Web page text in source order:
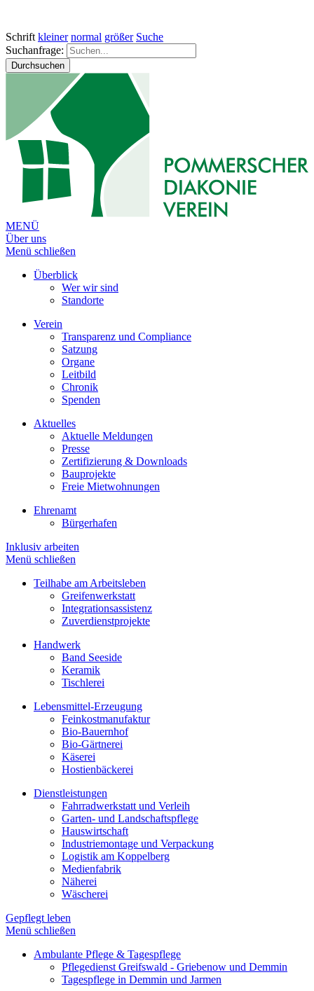
Schrift kleiner normal größer Suche
Suchanfrage:
Durchsuchen
MENÜ
Über uns
Menü schließen
Überblick
Wer wir sind
Standorte
Verein
Transparenz und Compliance
Satzung
Organe
Leitbild
Chronik
Spenden
Aktuelles
Aktuelle Meldungen
Presse
Zertifizierung & Downloads
Bauprojekte
Freie Mietwohnungen
Ehrenamt
Bürgerhafen
Inklusiv arbeiten
Menü schließen
Teilhabe am Arbeitsleben
Greifenwerkstatt
Integrationsassistenz
Zuverdienstprojekte
Handwerk
Band Seeside
Keramik
Tischlerei
Lebensmittel-Erzeugung
Feinkostmanufaktur
Bio-Bauernhof
Bio-Gärtnerei
Käserei
Hostienbäckerei
Dienstleistungen
Fahrradwerkstatt und Verleih
Garten- und Landschaftspflege
Hauswirtschaft
Industriemontage und Verpackung
Logistik am Koppelberg
Medienfabrik
Näherei
Wäscherei
Gepflegt leben
Menü schließen
Ambulante Pflege & Tagespflege
Pflegedienst Greifswald - Griebenow und Demmin
Tagespflege in Demmin und Jarmen